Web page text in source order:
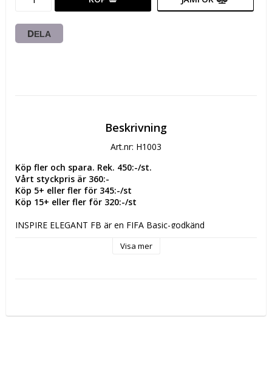
DELA
Beskrivning
Art.nr: H1003
Köp fler och spara. Rek. 450:-/st.
Vårt styckpris är 360:-
Köp 5+ eller fler för 345:-/st
Köp 15+ eller fler för 320:-/st
INSPIRE ELEGANT FB är en FIFA Basic-godkänd
touch och jämn kontakt. Den eleganta grafiska designen
mjukhet.
Visa mer